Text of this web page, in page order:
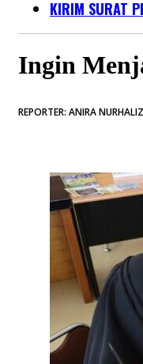
KIRIM SURAT
Ingin
REPORTER: ANIRA